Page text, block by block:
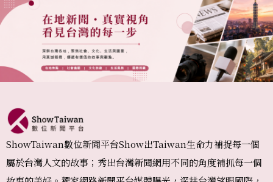
ShowTaiwan數位新聞平台Show出Taiwan生命力補捉每一個
屬於台灣人文的故事；秀出台灣新聞網用不同的角度補抓每一個